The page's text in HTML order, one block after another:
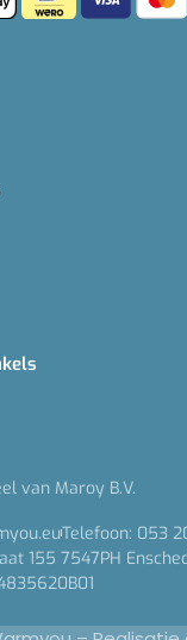
van Maroy B.V.
Telefoon: 053
155 7547PH